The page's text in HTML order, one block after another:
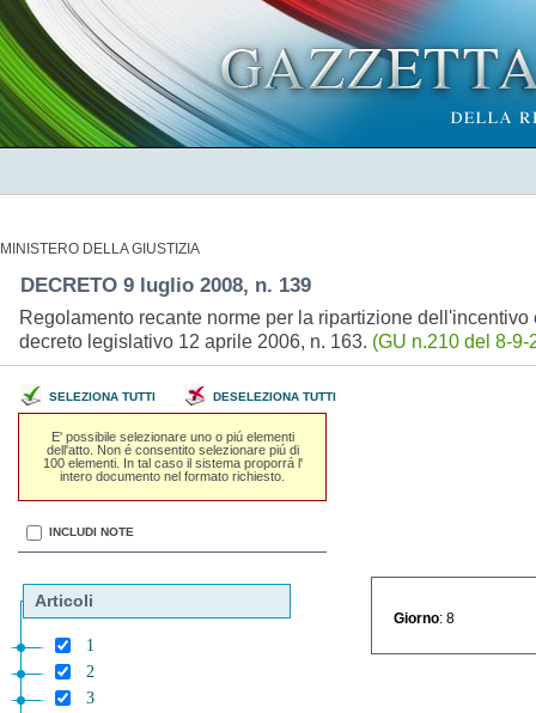
MINISTERO DELLA GIUSTIZIA
DECRETO 9 luglio 2008, n. 139
Regolamento recante norme per la ripartizione
decreto legislativo 12 aprile 2006, n. 163. (GU n.210 del 8-9-
SELEZIONA TUTTI DESELEZIONA TUTTI
E' possibile selezionare uno o piú elementi
dell'atto. Non é consentito selezionare piú di
100 elementi. In tal caso il sistema proporrá l'
intero documento nel formato richiesto.
INCLUDI NOTE
Articoli
1
2
3
Giorno : 8